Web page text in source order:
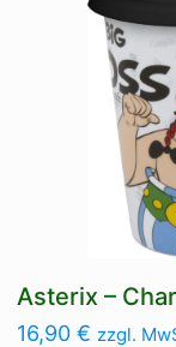
Asterix –
16,90 € zzgl.